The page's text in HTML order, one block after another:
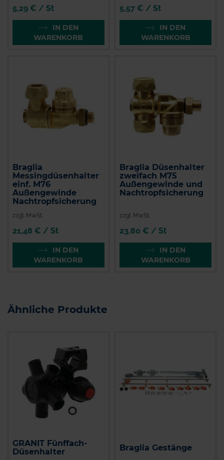
5,29 € / St
IN DEN
WARENKORB
5,57 € / St
IN DEN
WARENKORB
Braglia
Messingdüsenhalter
einf. M76
Außengewinde
Nachtropfsicherung
zzgl. MwSt.
21,48 € / St
IN DEN
WARENKORB
Braglia Düsenhalter
zweifach M75
Außengewinde und
Nachtropfsicherung
zzgl. MwSt.
23,80 € / St
IN DEN
WARENKORB
Ähnliche Produkte
GRANIT Fünffach-
Düsenhalter
Braglia Gestänge